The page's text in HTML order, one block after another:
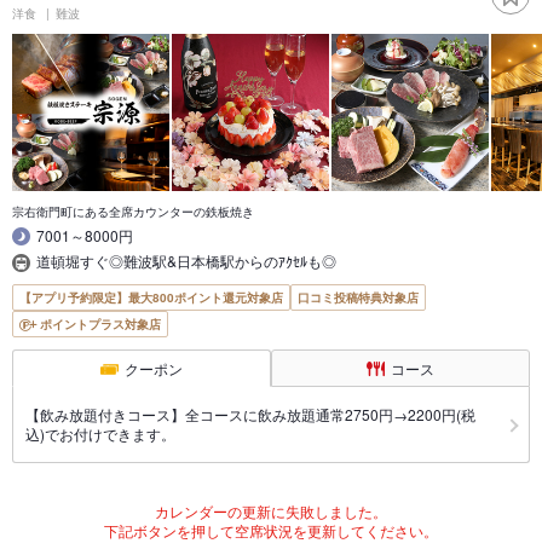
洋食 難波
宗右衛門町にある全席カウンターの鉄板焼き
7001～8000円
道頓堀すぐ◎難波駅&日本橋駅からのｱｸｾﾙも◎
【アプリ予約限定】最大800ポイント還元対象店
口コミ投稿特典対象店
ポイントプラス対象店
クーポン コース
【飲み放題付きコース】全コースに飲み放題通常2750円→2200円(税
込)でお付けできます。
カレンダーの更新に失敗しました。
下記ボタンを押して空席状況を更新してください。